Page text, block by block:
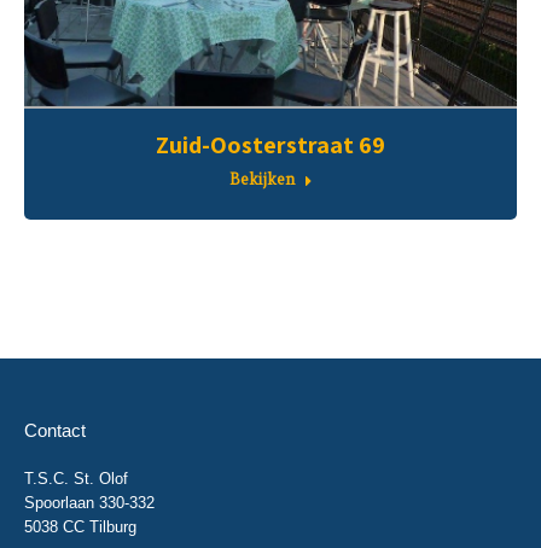
Zuid-Oosterstraat 69
Bekijken
Contact
T.S.C. St. Olof
Spoorlaan 330-332
5038 CC Tilburg